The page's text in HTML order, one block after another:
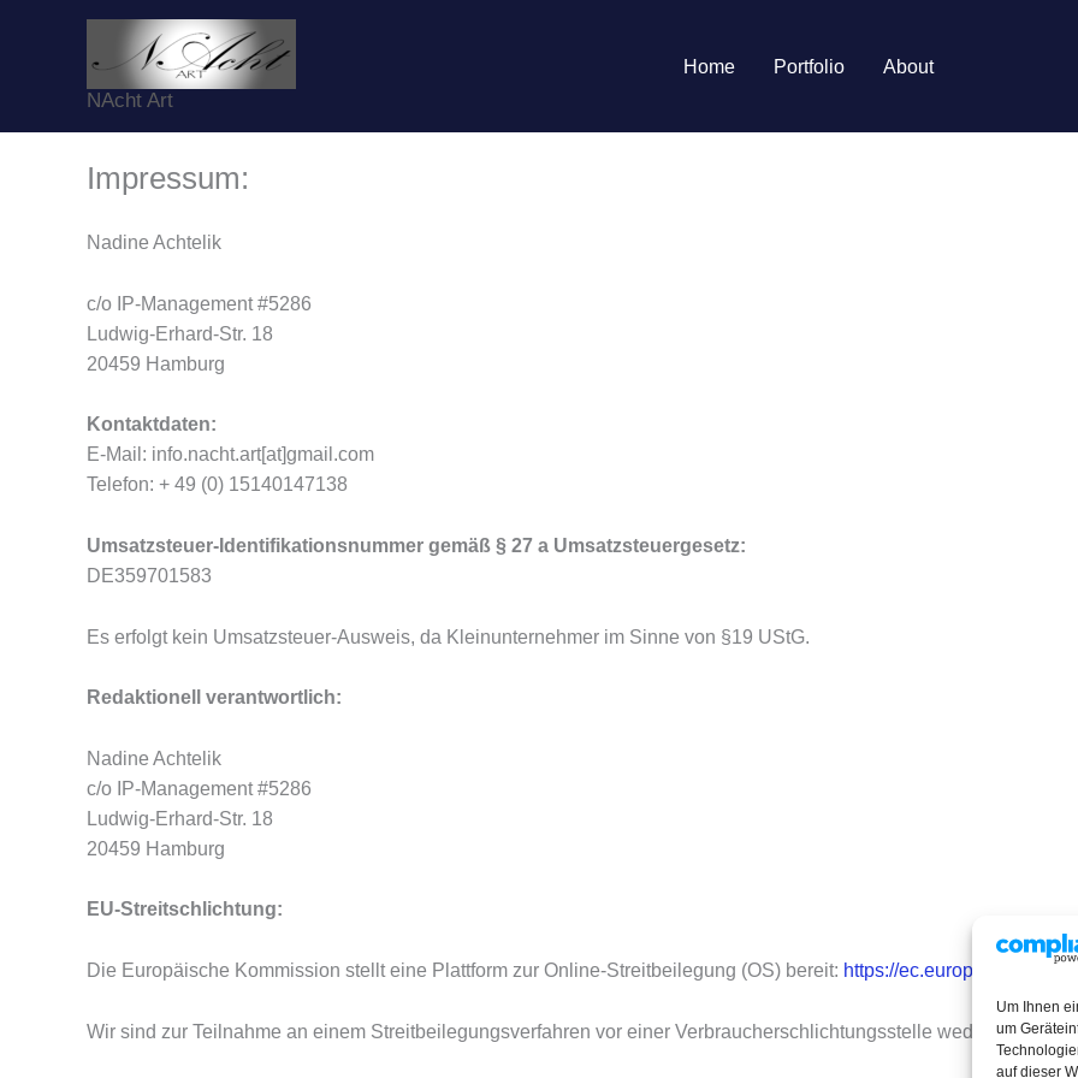
Um Ihnen
um
auf dieser
NAcht Art
Home Portfolio About
Impressum:
Nadine Achtelik
c/o IP-Management #5286
Ludwig-Erhard-Str. 18
20459 Hamburg
Kontaktdaten:
E-Mail: info.nacht.art[at]gmail.com
Telefon: + 49 (0) 15140147138
Umsatzsteuer-Identifikationsnummer gemäß § 27 a Umsatzsteuergesetz:
DE359701583
Es erfolgt kein Umsatzsteuer-Ausweis, da Kleinunternehmer im Sinne von §19 UStG.
Redaktionell verantwortlich:
Nadine Achtelik
c/o IP-Management #5286
Ludwig-Erhard-Str. 18
20459 Hamburg
EU-Streitschlichtung:
Die Europäische Kommission stellt eine Plattform zur Online-Streitbeilegung (OS) bereit: https://ec.europa.eu/odr
Wir sind zur Teilnahme an einem Streitbeilegungsverfahren vor einer Verbraucherschlichtungsstelle weder